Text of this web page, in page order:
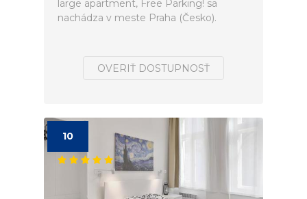
large apartment, Free Parking! sa
nachádza v meste Praha (Česko).
OVERIŤ DOSTUPNOSŤ
10